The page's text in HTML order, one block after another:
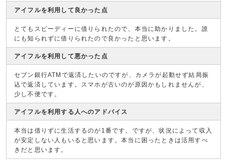
アイフルを利用して良かった点
とてもスピーディーに借りられたので、本当に助かりました。誰
にも知られずに借りられたので良かったと思います。
アイフルを利用して悪かった点
セブン銀行ATMで返済したいのですが、カメラが起動せず結局振
込で返済しています。スマホが古いのが原因かもしれませんが、
少し不便です。
アイフルを利用する人へのアドバイス
本当は借りずに生活するのが1番です。ですが、状況によって収入
が安定しない人もいると思います。本当に困ったときは活用すべ
きだと思います。